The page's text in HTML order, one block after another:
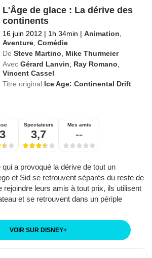
L'Âge de glace : La dérive des
continents
16 juin 2012 | 1h 34min | Animation,
Aventure,Comédie
De Steve Martino, Mike Thurmeier
Avec Gérard Lanvin, Ray Romano,
Vincent Cassel
Titre original Ice Age: Continental Drift
Spectateurs
3,7
Mes amis
--
a provoqué la dérive de tout un
et Sid se retrouvent séparés du reste de
rejoindre leurs amis à tout prix, ils utilisent
et se retrouvent dans un périple
VOIR SUR DISNEY+